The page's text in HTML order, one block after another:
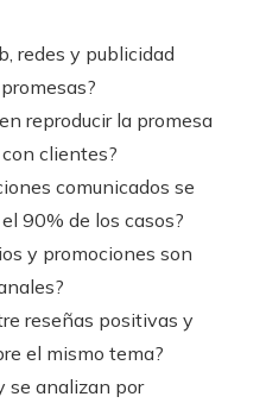
redes y publicidad
reproducir la promesa
clientes?
comunicados se
90% de los casos?
y promociones son
reseñas positivas y
el mismo tema?
se analizan por